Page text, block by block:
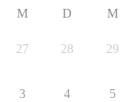
M D M
27 28 29
3 4 5